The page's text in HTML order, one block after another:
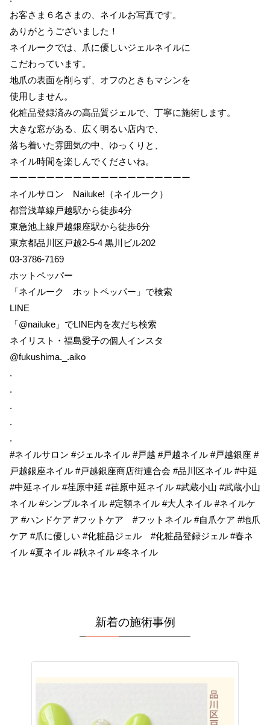
お客さま６名さまの、ネイルお写真です。
ありがとうございました！
ネイルークでは、爪に優しいジェルネイルに
こだわっています。
地爪の表面を削らず、オフのときもマシンを
使用しません。
化粧品登録済みの高品質ジェルで、丁寧に施術します。
大きな窓がある、広く明るい店内で、
落ち着いた雰囲気の中、ゆっくりと、
ネイル時間を楽しんでくださいね。
ーーーーーーーーーーーーーーーーーーーー
ネイルサロン Nailuke!（ネイルーク）
都営浅草線戸越駅から徒歩4分
東急池上線戸越銀座駅から徒歩6分
東京都品川区戸越2-5-4 黒川ビル202
03-3786-7169
ホットペッパー
「ネイルーク ホットペッパー」で検索
LINE
「@nailuke」でLINE内を友だち検索
ネイリスト・福島愛子の個人インスタ
@fukushima._.aiko
.
.
.
.
.
#ネイルサロン #ジェルネイル #戸越 #戸越ネイル #戸越銀座 #
戸越銀座ネイル #戸越銀座商店街連合会 #品川区ネイル #中延
#中延ネイル #荏原中延 #荏原中延ネイル #武蔵小山 #武蔵小山
ネイル #シンプルネイル #定額ネイル #大人ネイル #ネイルケ
ア #ハンドケア #フットケア #フットネイル #自爪ケア #地爪
ケア #爪に優しい #化粧品ジェル #化粧品登録ジェル #春ネ
イル #夏ネイル #秋ネイル #冬ネイル
新着の施術事例